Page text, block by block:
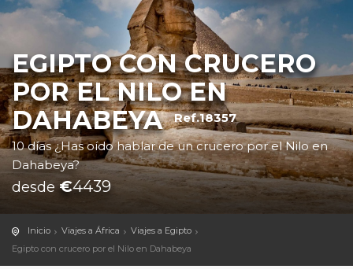
EGIPTO CON CRUCERO
POR EL NILO EN
DAHABEYA Ref.18357
10 días ¿Has oído hablar de un crucero por el Nilo en
Dahabeya?
desde€4439
Inicio Viajes a África
Viajes a Egipto
Egipto con crucero por el Nilo en Dahabeya